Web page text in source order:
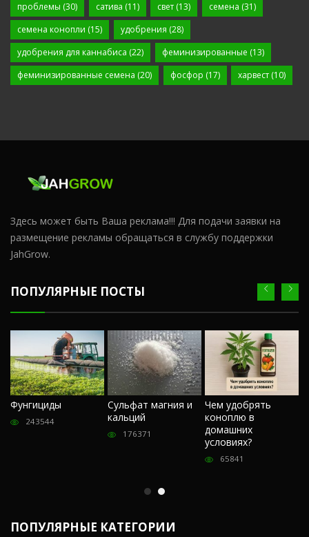
проблемы (30) сатива (11) свет (13) семена (31)
семена конопли (15) удобрения (28)
удобрения для каннабиса (22) феминизированные (13)
феминизированные семена (20) фосфор (17) харвест (10)
Здесь может быть Ваша реклама!!! Для подачи заявки на
размещение рекламы обращаться в службу поддержки
JahGrow.
ПОПУЛЯРНЫЕ ПОСТЫ
Фунгициды
243544
Сульфат магния и
кальций
176371
Чем удобрять
коноплю в
домашних
условиях?
65841
ПОПУЛЯРНЫЕ КАТЕГОРИИ